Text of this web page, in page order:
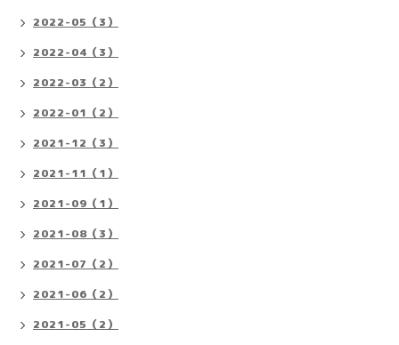
2022-05（3）
2022-04（3）
2022-03（2）
2022-01（2）
2021-12（3）
2021-11（1）
2021-09（1）
2021-08（3）
2021-07（2）
2021-06（2）
2021-05（2）